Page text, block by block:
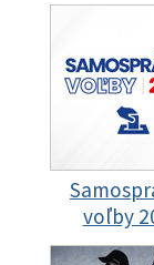
voľby